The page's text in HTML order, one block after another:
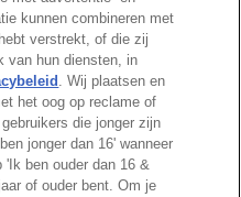
Begin van pagina
kunnen combineren met
verstrekt, of die zij
van hun diensten, in
. Wij plaatsen en
het oog op reclame of
die jonger zijn
jonger dan 16' wanneer
'Ik ben ouder dan 16 &
of ouder bent. Om je